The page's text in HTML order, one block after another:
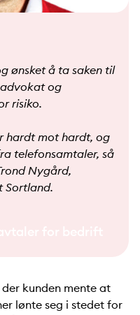
ønsket å ta saken til
og
risiko.
hardt mot hardt, og
telefonsamtaler, så
Nygård,
Sortland.
kunden mente at
lønte seg i stedet for